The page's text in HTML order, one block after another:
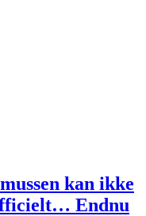
kan ikke
Endnu